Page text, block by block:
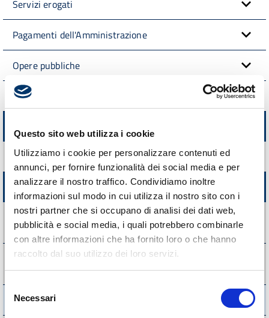
Questo sito web utilizza i cookie
Utilizziamo i cookie per personalizzare contenuti ed
annunci, per fornire funzionalità dei social media e per
analizzare il nostro traffico. Condividiamo inoltre
informazioni sul modo in cui utilizza il nostro sito con i
nostri partner che si occupano di analisi dei dati web,
pubblicità e social media, i quali potrebbero combinarle
con altre informazioni che ha fornito loro o che hanno
raccolto dal suo utilizzo dei loro servizi.
Selezione
del
consenso
Necessari
Servizi erogati
Pagamenti dell'Amministrazione
Opere pubbliche
Interventi straordinari e di emergenza
Altri contenuti
Prevenzione della corruzione
Accesso civico
Accesso civico "semplice" concernente dati, documenti e
informazioni soggetti a pubblicazione obbligatoria
Accesso civico "generalizzato" concernente dati e
documenti ulteriori
Registro degli accessi